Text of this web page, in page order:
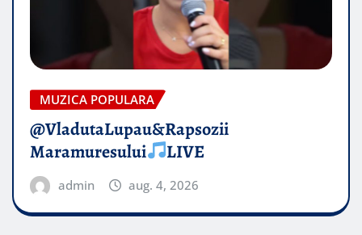
MUZICA POPULARA
@VladutaLupau&Rapsozii
Maramuresului
LIVE
admin aug. 4, 2026